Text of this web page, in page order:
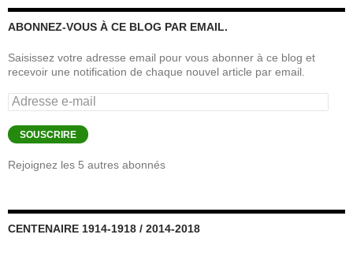
ABONNEZ-VOUS À CE BLOG PAR EMAIL.
Saisissez votre adresse email pour vous abonner à ce blog et
recevoir une notification de chaque nouvel article par email.
Adresse
e-
mail
SOUSCRIRE
Rejoignez les 5 autres abonnés
CENTENAIRE 1914-1918 / 2014-2018